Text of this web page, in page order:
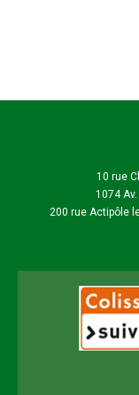
10 rue
1074
200 rue Actipôle